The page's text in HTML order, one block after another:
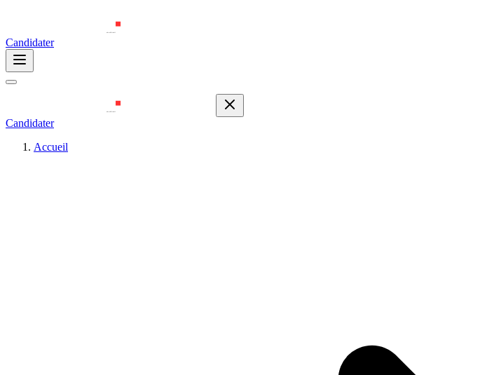
Candidater
Candidater
Accueil